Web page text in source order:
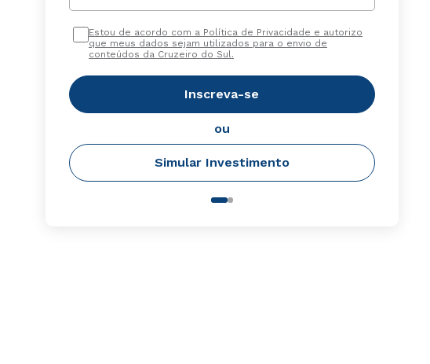
Estou de acordo com a Política de Privacidade e autorizo
que meus dados sejam utilizados para o envio de
conteúdos da Cruzeiro do Sul.
Inscreva-se
ou
Simular Investimento